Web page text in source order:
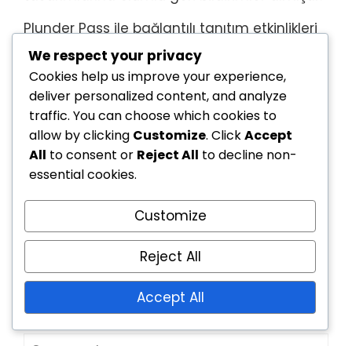
Plunder Pass ile bağlantılı tanıtım etkinlikleri
de evrim geçirmiştir. Önceki etkinlikler
genellikle bağımsızdı, oysa mevcut model,
bu etkinlikleri mevsimsel temalarla daha
yakın bir şekilde entegre ederek katılımı
teşvik eden ve ödüllendiren bütünleşik bir
deneyim yaratmaktadır.
Leave a Reply
Your email address will not be published.
fields are marked*
We respect your privacy
Cookies help us improve your experience,
deliver personalized content, and analyze
traffic. You can choose which cookies to
allow by clicking Customize. ClickAccept
All to consent or Reject All to decline non-
essential cookies.
Customize
Reject All
Accept All